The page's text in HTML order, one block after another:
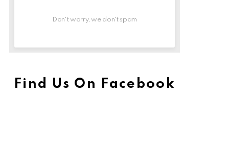
Don't worry, we don't spam
Find Us On Facebook